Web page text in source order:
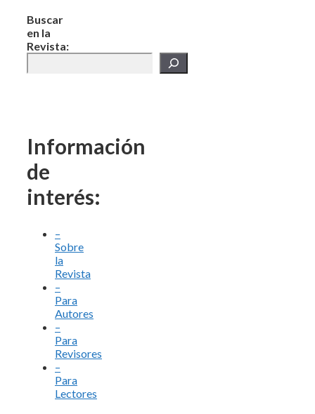
Buscar
en la
Revista:
Información
de
interés:
–
Sobre
la
Revista
–
Para
Autores
–
Para
Revisores
–
Para
Lectores